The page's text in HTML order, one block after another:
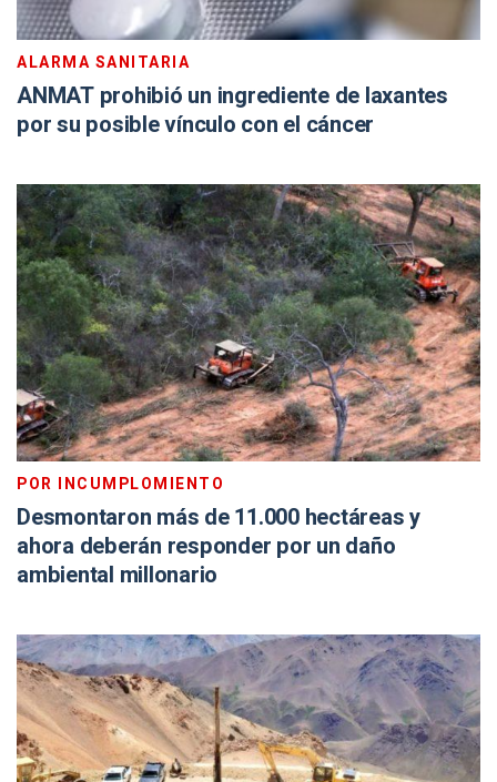
ALARMA SANITARIA
ANMAT prohibió un ingrediente de laxantes
por su posible vínculo con el cáncer
POR INCUMPLOMIENTO
Desmontaron más de 11.000 hectáreas y
ahora deberán responder por un daño
ambiental millonario